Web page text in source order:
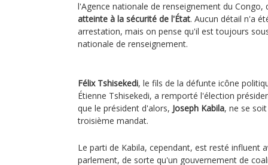
l'Agence nationale de renseignement du Congo,
atteinte à la sécurité de l'État. Aucun détail n'a
arrestation, mais on pense qu'il est toujours
nationale de renseignement.
Félix Tshisekedi, le fils de la défunte icône
Étienne Tshisekedi, a remporté l'élection
que le président d'alors, Joseph Kabila, ne se
troisième mandat.
Le parti de Kabila, cependant, est resté influent
parlement, de sorte qu'un gouvernement de